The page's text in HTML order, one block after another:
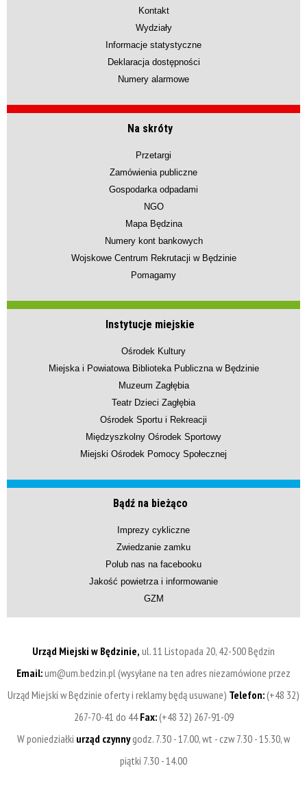
Kontakt
Wydziały
Informacje statystyczne
Deklaracja dostępności
Numery alarmowe
Na skróty
Przetargi
Zamówienia publiczne
Gospodarka odpadami
NGO
Mapa Będzina
Numery kont bankowych
Wojskowe Centrum Rekrutacji w Będzinie
Pomagamy
Instytucje miejskie
Ośrodek Kultury
Miejska i Powiatowa Biblioteka Publiczna w Będzinie
Muzeum Zagłębia
Teatr Dzieci Zagłębia
Ośrodek Sportu i Rekreacji
Międzyszkolny Ośrodek Sportowy
Miejski Ośrodek Pomocy Społecznej
Bądź na bieżąco
Imprezy cykliczne
Zwiedzanie zamku
Polub nas na facebooku
Jakość powietrza i informowanie
GZM
Urząd Miejski w Będzinie, ul. 11 Listopada 20, 42-500 Będzin
Email:um@um.bedzin.pl (wysyłane na ten adres niezamówione przez
Urząd Miejski w Będzinie oferty i reklamy będą usuwane) Telefon:(+48 32)
267-70-41 do 44Fax:(+48 32) 267-91-09
W poniedziałki urząd czynnygodz. 7.30 - 17.00, wt - czw 7.30 - 15.30, w
piątki 7.30 - 14.00